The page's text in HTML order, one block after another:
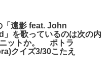
遠影 feat. John
」を歌っているのは次の内
ットか。 ポトラ
クイズ3/30こたえ